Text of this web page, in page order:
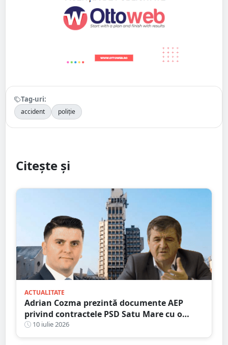
Tag-uri:
accident poliție
Citește și
ACTUALITATE
Adrian Cozma prezintă documente AEP
privind contractele PSD Satu Mare cu o
firmă din familia Govor. Valoarea depășește
un milion de lei
10 iulie 2026